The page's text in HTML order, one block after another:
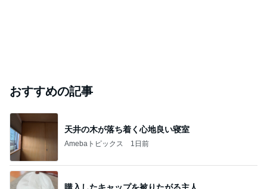
おすすめの記事
天井の木が落ち着く心地良い寝室
Amebaトピックス 1日前